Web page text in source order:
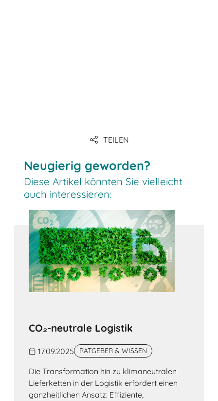
TEILEN
Neugierig geworden?
Diese Artikel könnten Sie vielleicht
auch interessieren:
CO₂-neutrale Logistik
17.09.2025 RATGEBER & WISSEN
Die Transformation hin zu klimaneutralen
Lieferketten in der Logistik erfordert einen
ganzheitlichen Ansatz: Effiziente,